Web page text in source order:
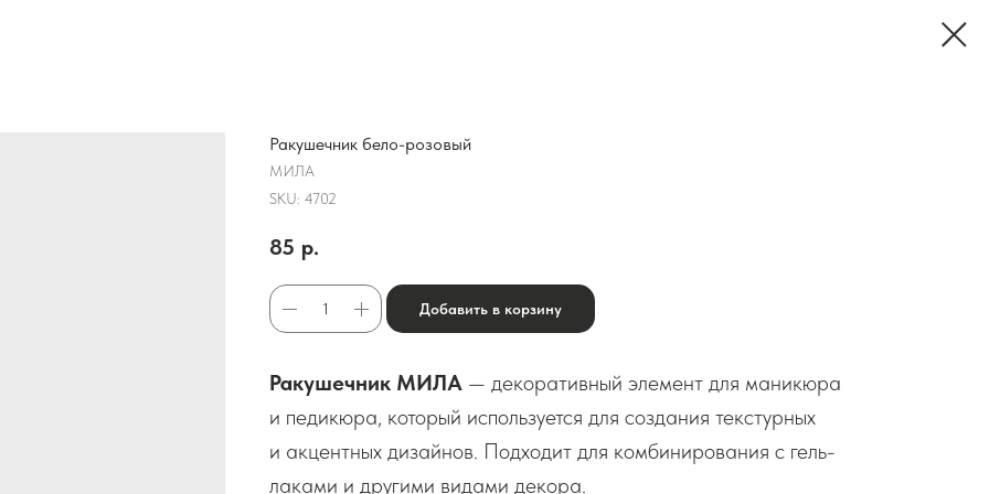
Ракушечник бело-розовый
МИЛА
SKU: 4702
85 р.
Добавить в корзину
Ракушечник МИЛА — декоративный элемент для маникюра
и педикюра, который используется для создания текстурных
и акцентных дизайнов. Подходит для комбинирования с гель-
лаками и другими видами декора.